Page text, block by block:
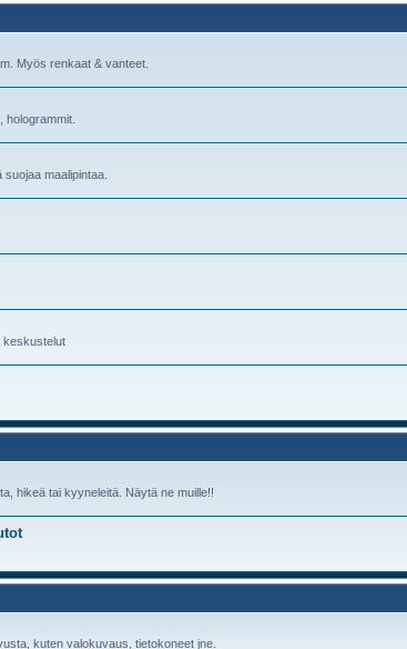
Myös renkaat & vanteet.
hologrammit.
maalipintaa.
keskustelut
hikeä tai kyyneleitä. Näytä ne muille!!
kuten valokuvaus, tietokoneet jne.